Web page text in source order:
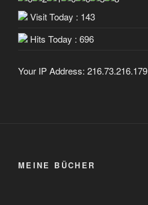
Visit Today : 143
Hits Today : 696
Your IP Address: 216.73.216.179
MEINE BÜCHER